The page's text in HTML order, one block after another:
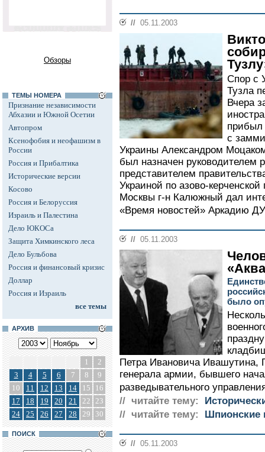
Обзоры
ТЕМЫ НОМЕРА
Признание независимости
Абхазии и Южной Осетии
Автопром
Ксенофобия и неофашизм в
России
Россия и Прибалтика
Исторические версии
Косово
Россия и Белоруссия
Израиль и Палестина
Дело ЮКОСа
Защита Химкинского леса
Дело Бульбова
Россия и финансовый кризис
Доллар
Россия и Израиль
все темы
АРХИВ
1
2
3
4 5 6 7 8
9
10
11 12 13 14 15
16
17
18 19 20 21 22 23
24
25 26 27 28 29 30
ПОИСК
// 05.11.2003
Спор с
Тузла
Вчера
прибыл
с
Украины Александром
был назначен руководителем
представителем
Украиной по азово-
Москвы г-н Калюжный дал
«Время новостей» Аркадию
// 05.11.2003
было
Петра Ивановича Ивашутина,
генерала армии, бывшего
разведывательного
// читайте тему:
// читайте тему:
Шпионские
// 05.11.2003